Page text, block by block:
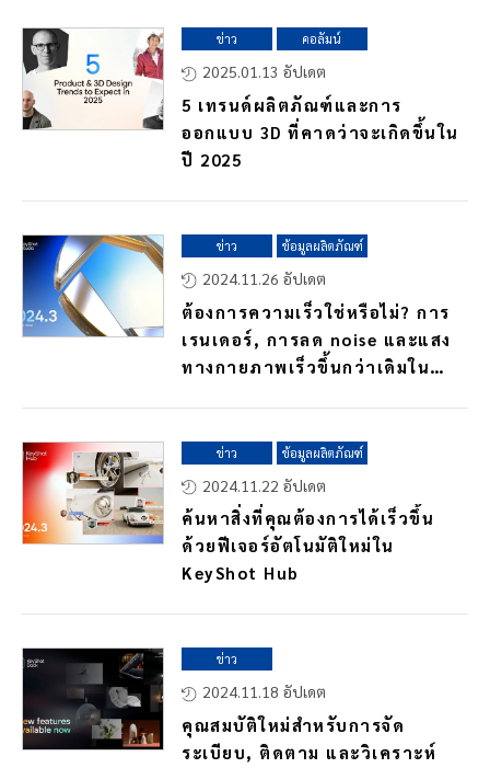
ข่าว คอลัมน์
2025.01.13 อัปเดต
5 เทรนด์ผลิตภัณฑ์และการ
ออกแบบ 3D ที่คาดว่าจะเกิดขึ้นใน
ปี 2025
ข่าว ข้อมูลผลิตภัณฑ์
2024.11.26 อัปเดต
ต้องการความเร็วใช่หรือไม่? การ
เรนเดอร์, การลด noise และแสง
ทางกายภาพเร็วขึ้นกว่าเดิมใน
ข่าว ข้อมูลผลิตภัณฑ์
2024.11.22 อัปเดต
ค้นหาสิ่งที่คุณต้องการได้เร็วขึ้น
ด้วยฟีเจอร์อัตโนมัติใหม่ใน
KeyShot Hub
ข่าว
2024.11.18 อัปเดต
คุณสมบัติใหม่สำหรับการจัด
ระเบียบ, ติดตาม และวิเคราะห์